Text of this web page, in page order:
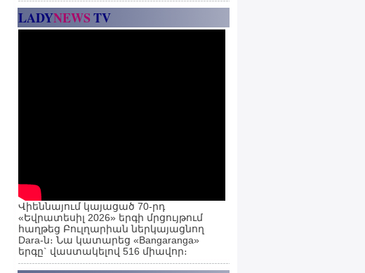
LADYNEWSTV
Վիեննայում կայացած 70-րդ
«Եվրատեսիլ 2026» երգի մրցույթում
հաղթեց Բուլղարիան ներկայացնող
Dara-ն։ Նա կատարեց «Bangaranga»
երգը` վաստակելով 516 միավոր։